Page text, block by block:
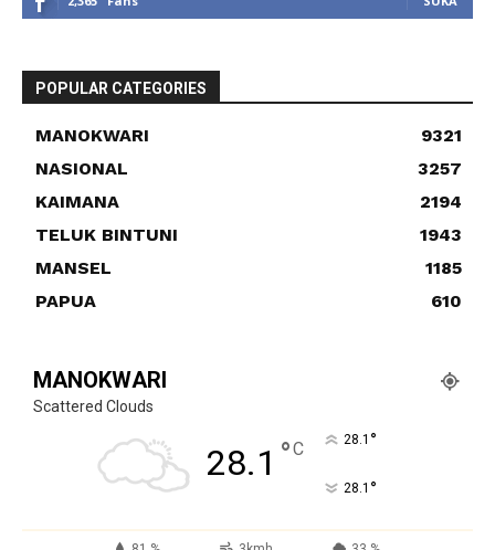
POPULAR CATEGORIES
MANOKWARI
9321
NASIONAL
3257
KAIMANA
2194
TELUK BINTUNI
1943
MANSEL
1185
PAPUA
610
MANOKWARI
Scattered Clouds
28.1 °C 28.1 °
28.1 °